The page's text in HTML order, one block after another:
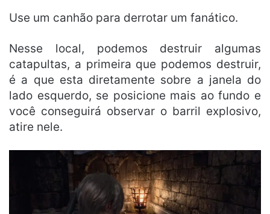
Use um canhão para derrotar um fanático.
Nesse local, podemos destruir algumas
catapultas, a primeira que podemos destruir,
é a que esta diretamente sobre a janela do
lado esquerdo, se posicione mais ao fundo e
você conseguirá observar o barril explosivo,
atire nele.